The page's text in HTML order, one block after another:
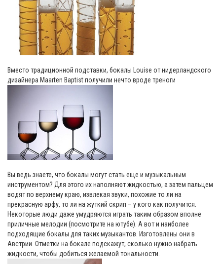
Вместо традиционной подставки, бокалы Louise от нидерландского
дизайнера Maarten Baptist получили нечто вроде треноги
Вы ведь знаете, что бокалы могут стать еще и музыкальным
инструментом? Для этого их наполняют жидкостью, а затем пальцем
водят по верхнему краю, извлекая звуки, похожие то ли на
прекрасную арфу, то ли на жуткий скрип – у кого как получится.
Некоторые люди даже умудряются играть таким образом вполне
приличные мелодии (посмотрите на ютубе). А вот и наиболее
подходящие бокалы для таких музыкантов. Изготовлены они в
Австрии. Отметки на бокале подскажут, сколько нужно набрать
жидкости, чтобы добиться желаемой тональности.